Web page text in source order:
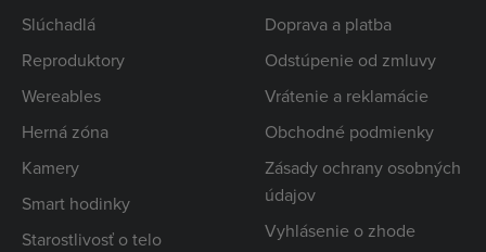
Slúchadlá
Reproduktory
Wereables
Herná zóna
Kamery
Smart hodinky
Starostlivosť o telo
Doprava a platba
Odstúpenie od zmluvy
Vrátenie a reklamácie
Obchodné podmienky
Zásady ochrany osobných
údajov
Vyhlásenie o zhode